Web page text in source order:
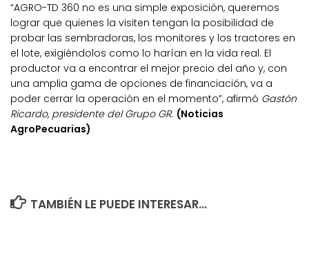
“AGRO-TD 360 no es una simple exposición, queremos
lograr que quienes la visiten tengan la posibilidad de
probar las sembradoras, los monitores y los tractores en
el lote, exigiéndolos como lo harían en la vida real. El
productor va a encontrar el mejor precio del año y, con
una amplia gama de opciones de financiación, va a
poder cerrar la operación en el momento”, afirmó Gastón
Ricardo, presidente del Grupo GR. (Noticias
AgroPecuarias)
TAMBIÉN LE PUEDE INTERESAR...